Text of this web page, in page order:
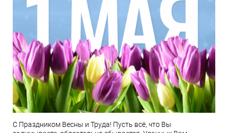
С Праздником Весны и Труда! Пусть всё, что Вы